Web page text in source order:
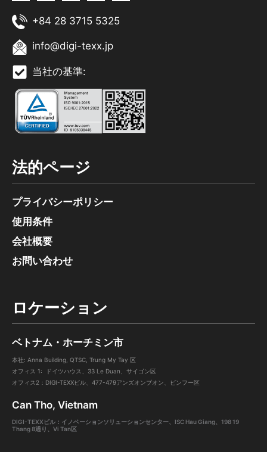
+84 28 3715 5325
info@digi-texx.jp
当社の基準:
法的ページ
プライバシーポリシー
使用条件
会社概要
お問い合わせ
ロケーション
ベトナム・ホーチミン市
本社: Anna Building, QTSC, Trung My Tay 区
オフィス 1: ドイツハウス、33 Le Duan、サイゴン区
オフィス2：DIGI-TEXXビル、477-479アンズオンブオン、ビンフー区
Can Tho, Vietnam
DIGI-TEXXビル：イノベーションソリューションセンター、ISC Hau Giang、198 19
Thang 8通り、Vi Tan区